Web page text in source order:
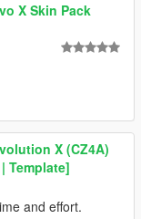
X Skin Pack
X (CZ4A)
Template]
and effort.